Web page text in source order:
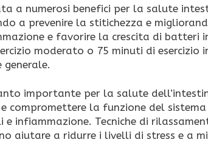
a numerosi benefici per la salute
a prevenire la stitichezza e
e favorire la crescita di batteri
moderato o 75 minuti di esercizio
importante per la salute
compromettere la funzione del
infiammazione. Tecniche di
aiutare a ridurre i livelli di stress e a